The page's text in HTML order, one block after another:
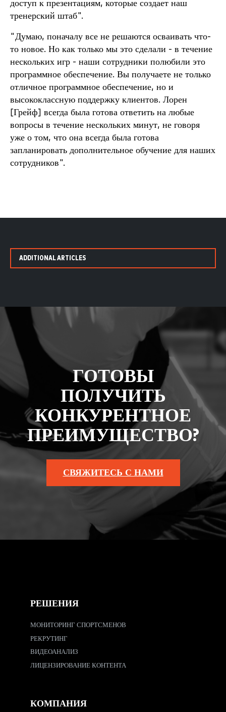
доступ к презентациям, которые создает наш
тренерский штаб".
"Думаю, поначалу все не решаются осваивать что-
то новое. Но как только мы это сделали - в течение
нескольких игр - наши сотрудники полюбили это
программное обеспечение. Вы получаете не только
отличное программное обеспечение, но и
высококлассную поддержку клиентов. Лорен
[Грейф] всегда была готова ответить на любые
вопросы в течение нескольких минут, не говоря
уже о том, что она всегда была готова
запланировать дополнительное обучение для наших
сотрудников".
ADDITIONAL ARTICLES
ГОТОВЫ
ПОЛУЧИТЬ
КОНКУРЕНТНОЕ
ПРЕИМУЩЕСТВО?
СВЯЖИТЕСЬ С НАМИ
РЕШЕНИЯ
МОНИТОРИНГ СПОРТСМЕНОВ
РЕКРУТИНГ
ВИДЕОАНАЛИЗ
ЛИЦЕНЗИРОВАНИЕ КОНТЕНТА
КОМПАНИЯ